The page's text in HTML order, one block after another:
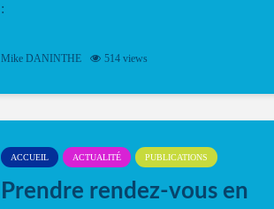
:
Mike DANINTHE 514 views
ACCUEIL ACTUALITÉ PUBLICATIONS
Prendre rendez-vous en